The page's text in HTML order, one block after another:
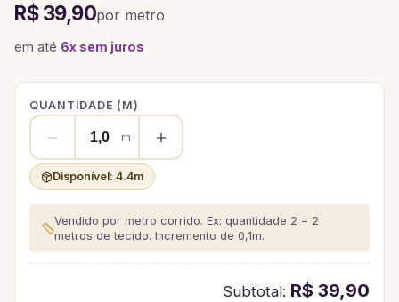
R$ 39,90por metro
em até 6x sem juros
QUANTIDADE ( M)
m
Disponível: 4.4m
Vendido por metro corrido. Ex: quantidade 2 = 2
metros de tecido. Incremento de 0,1m.
Subtotal: R$ 39,90